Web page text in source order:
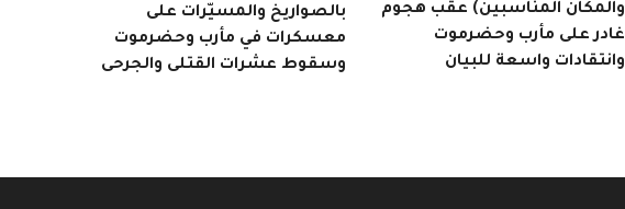
والمكان المناسبين) عقب هجوم
غادر على مأرب وحضرموت
وانتقادات واسعة للبيان
بالصواريخ والمسيّرات على
معسكرات في مأرب وحضرموت
وسقوط عشرات القتلى والجرحى